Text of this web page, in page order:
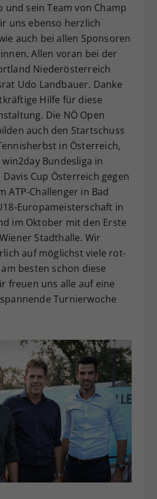
und sein Team von Champ
uns ebenso herzlich
auch bei allen Sponsoren
Allen voran bei der
Niederösterreich
Udo Landbauer. Danke
Hilfe für diese
Die NÖ Open
auch den Startschuss
in Österreich,
Bundesliga in
Cup Österreich gegen
ATP-Challenger in Bad
Europameisterschaft in
im Oktober mit den Erste
Stadthalle. Wir
auf möglichst viele rot-
besten schon diese
freuen uns alle auf eine
Turnierwoche